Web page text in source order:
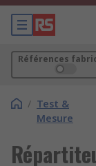
Références
/ Test &
Mesure